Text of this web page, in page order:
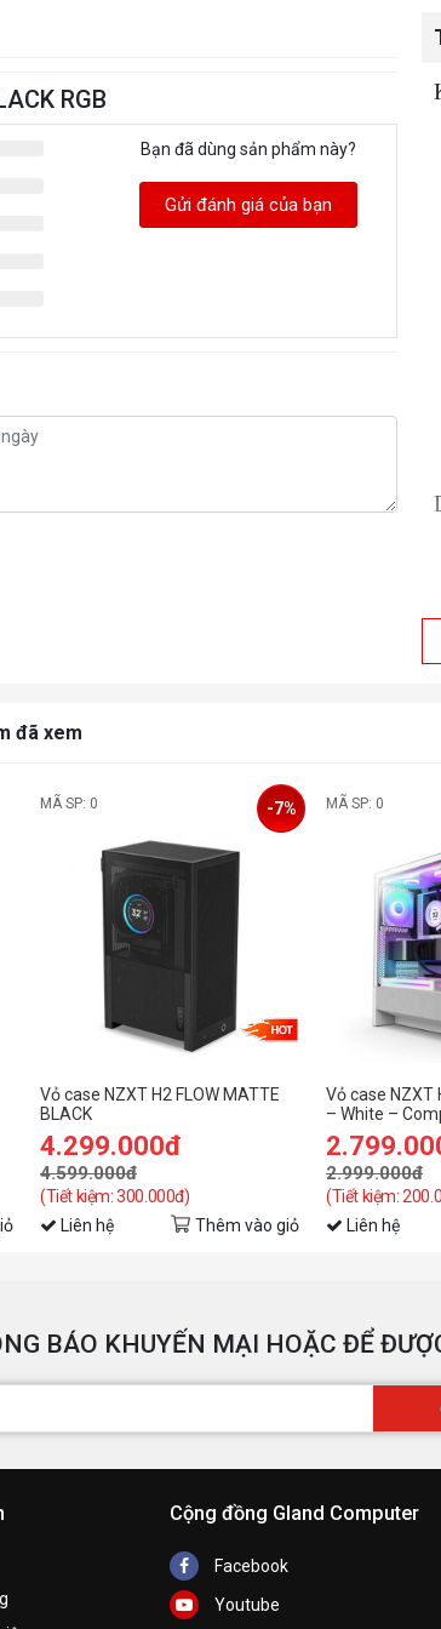
RGB
Bạn đã dùng sản phẩm này?
Gửi đánh giá của bạn
đã xem
MÃ SP: 0
Vỏ case NZXT H2 FLOW MATTE
BLACK
4.299.000đ
4.599.000đ
(Tiết kiệm: 300.000đ)
-7%
Liên hệ Thêm vào giỏ
MÃ SP: 0
Vỏ case NZXT
– White –
Airflow Case
2.999.000đ
(Tiết kiệm:
Liên hệ
BÁO KHUYẾN MẠI HOẶC ĐỂ
Cộng đồng Gland Computer
Facebook
Youtube